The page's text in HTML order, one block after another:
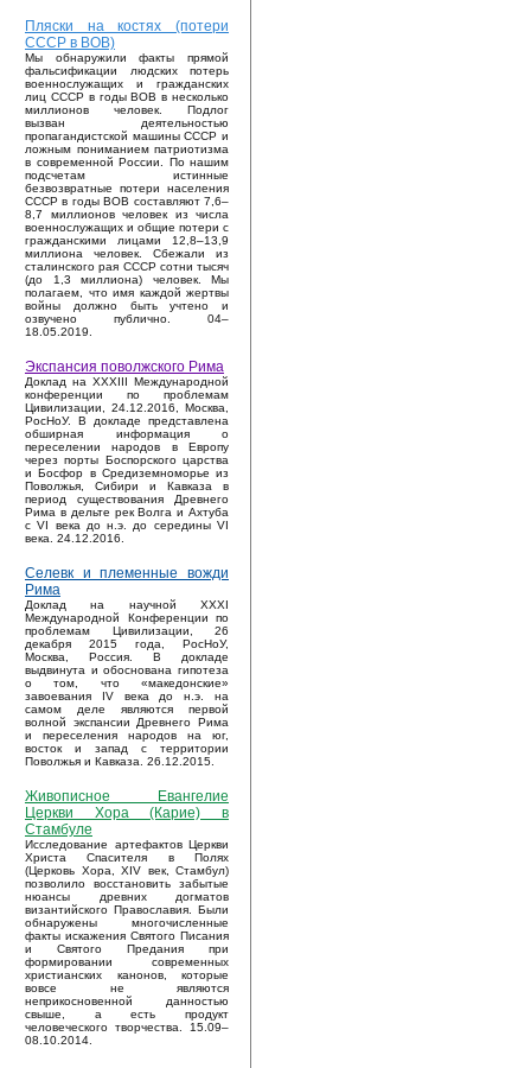
Пляски на костях (потери
СССР в ВОВ)
Мы обнаружили факты прямой
фальсификации людских потерь
военнослужащих и гражданских
лиц СССР в годы ВОВ в несколько
миллионов человек. Подлог
вызван деятельностью
пропагандистской машины СССР и
ложным пониманием патриотизма
в современной России. По нашим
подсчетам истинные
безвозвратные потери населения
СССР в годы ВОВ составляют 7,6–
8,7 миллионов человек из числа
военнослужащих и общие потери с
гражданскими лицами 12,8–13,9
миллиона человек. Сбежали из
сталинского рая СССР сотни тысяч
(до 1,3 миллиона) человек. Мы
полагаем, что имя каждой жертвы
войны должно быть учтено и
озвучено публично. 04–
18.05.2019.
Экспансия поволжского Рима
Доклад на XXXIII Международной
конференции по проблемам
Цивилизации, 24.12.2016, Москва,
РосНоУ. В докладе представлена
обширная информация о
переселении народов в Европу
через порты Боспорского царства
и Босфор в Средиземноморье из
Поволжья, Сибири и Кавказа в
период существования Древнего
Рима в дельте рек Волга и Ахтуба
с VI века до н.э. до середины VI
века. 24.12.2016.
Селевк и племенные вожди
Рима
Доклад на научной XXXI
Международной Конференции по
проблемам Цивилизации, 26
декабря 2015 года, РосНоУ,
Москва, Россия. В докладе
выдвинута и обоснована гипотеза
о том, что «македонские»
завоевания IV века до н.э. на
самом деле являются первой
волной экспансии Древнего Рима
и переселения народов на юг,
восток и запад с территории
Поволжья и Кавказа. 26.12.2015.
Живописное Евангелие
Церкви Хора (Карие) в
Стамбуле
Исследование артефактов Церкви
Христа Спасителя в Полях
(Церковь Хора, XIV век, Стамбул)
позволило восстановить забытые
нюансы древних догматов
византийского Православия. Были
обнаружены многочисленные
факты искажения Святого Писания
и Святого Предания при
формировании современных
христианских канонов, которые
вовсе не являются
неприкосновенной данностью
свыше, а есть продукт
человеческого творчества. 15.09–
08.10.2014.